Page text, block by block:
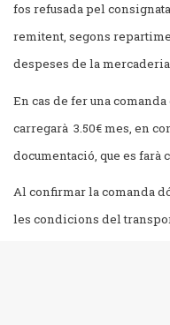
fos refusada pel
remitent, segons
despeses de la
En cas de fer una
carregarà 3.50€ mes, en
documentació, que es farà
Al confirmar la comanda
les condicions del